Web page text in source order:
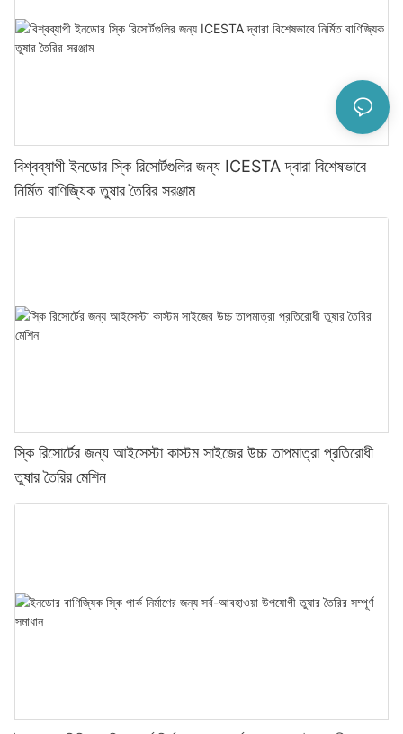
বিশ্বব্যাপী ইনডোর স্কি রিসোর্টগুলির জন্য ICESTA দ্বারা বিশেষভাবে
নির্মিত বাণিজ্যিক তুষার তৈরির সরঞ্জাম
স্কি রিসোর্টের জন্য আইসেস্টা কাস্টম সাইজের উচ্চ তাপমাত্রা প্রতিরোধী
তুষার তৈরির মেশিন